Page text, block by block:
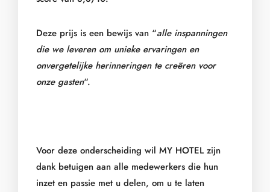
Deze prijs is een bewijs van “alle inspanningen
die we leveren om unieke ervaringen en
onvergetelijke herinneringen te creëren voor
onze gasten“.
Voor deze onderscheiding wil MY HOTEL zijn
dank betuigen aan alle medewerkers die hun
inzet en passie met u delen, om u te laten